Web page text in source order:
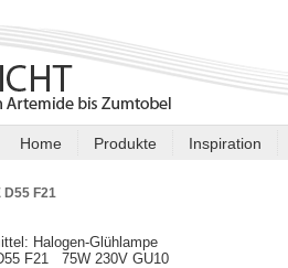
Home Produkte Inspiration
D55 F21
Halogen-Glühlampe
F21 75W 230V GU10